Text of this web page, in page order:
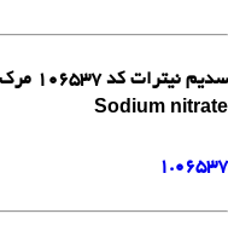
سدیم نیترات کد 106537 مرک
Sodium nitrate
1.06537